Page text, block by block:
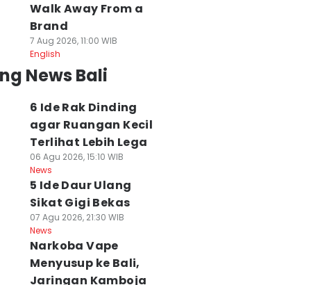
Walk Away From a
Brand
7 Aug 2026, 11:00 WIB
English
News Bali
6 Ide Rak Dinding
agar Ruangan Kecil
Terlihat Lebih Lega
06 Agu 2026, 15:10 WIB
News
5 Ide Daur Ulang
Sikat Gigi Bekas
07 Agu 2026, 21:30 WIB
News
Narkoba Vape
Menyusup ke Bali,
Jaringan Kamboja